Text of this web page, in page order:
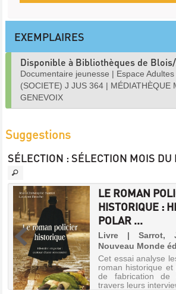
EXEMPLAIRES
Disponible à Bibliothèques de
Documentaire jeunesse | Espace
(SOCIETE) J JUS 364 | MÉDIATHÈQUE
GENEVOIX
Suggestions
SÉLECTION : SÉLECTION MOIS DU
LE ROMAN
HISTORIQUE :
POLAR ...
Livre | Sarrot,
Nouveau Monde
Cet essai analyse
roman historique
de fabrication de
travers leurs